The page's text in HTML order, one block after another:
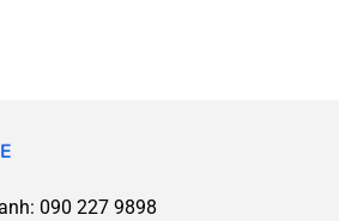
090 227 9898